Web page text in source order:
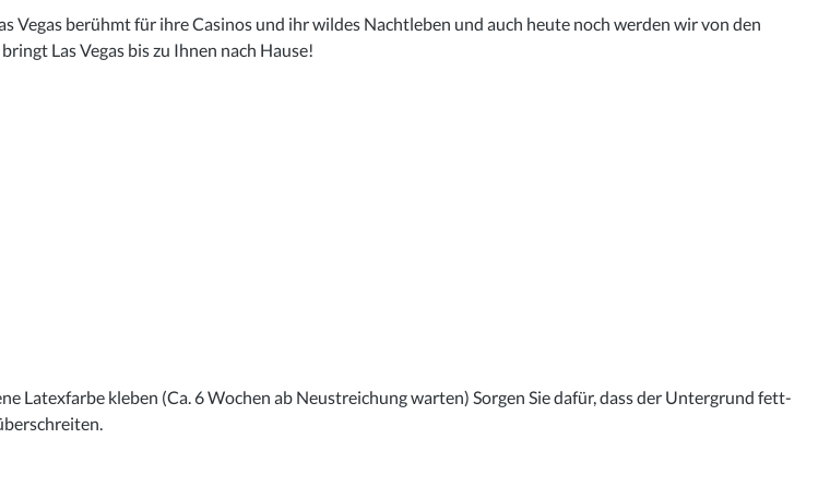
Vegas berühmt für ihre Casinos und ihr wildes Nachtleben und auch heute noch werden wir von den
Las Vegas bis zu Ihnen nach Hause!
Latexfarbe kleben (Ca. 6 Wochen ab Neustreichung warten) Sorgen Sie dafür, dass der Untergrund fett-